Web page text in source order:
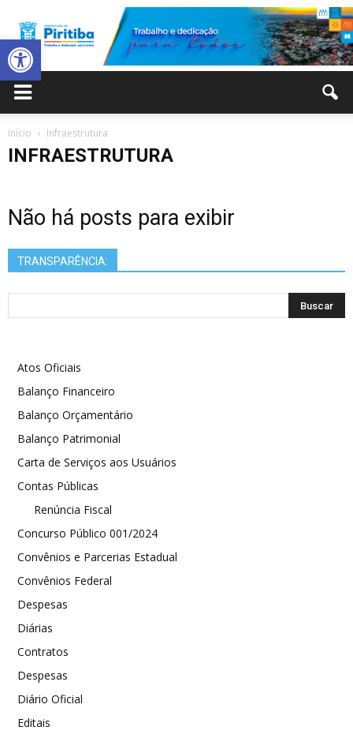
Abrir a barra de ferramentas
Início Infraestrutura
INFRAESTRUTURA
Não há posts para exibir
TRANSPARÊNCIA:
Atos Oficiais
Balanço Financeiro
Balanço Orçamentário
Balanço Patrimonial
Carta de Serviços aos Usuários
Contas Públicas
Renúncia Fiscal
Concurso Público 001/2024
Convênios e Parcerias Estadual
Convênios Federal
Despesas
Diárias
Contratos
Despesas
Diário Oficial
Editais